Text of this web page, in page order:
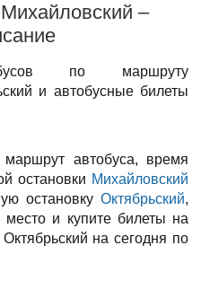
–
по маршруту
и автобусные билеты
автобуса, время
остановки Михайловский
остановку Октябрьский,
и купите билеты на
на сегодня по